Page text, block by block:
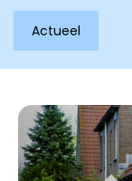
Inloggen
Actueel